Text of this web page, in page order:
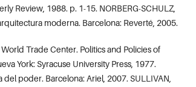
Review, 1988. p. 1-15. NORBERG-SCHULZ,
moderna. Barcelona: Reverté, 2005.
Trade Center. Politics and Policies of
York: Syracuse University Press, 1977.
poder. Barcelona: Ariel, 2007. SULLIVAN,